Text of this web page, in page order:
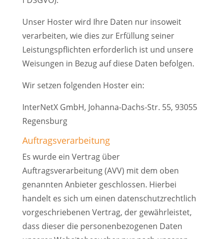
Unser Hoster wird Ihre Daten nur insoweit
verarbeiten, wie dies zur Erfüllung seiner
Leistungspflichten erforderlich ist und unsere
Weisungen in Bezug auf diese Daten befolgen.
Wir setzen folgenden Hoster ein:
InterNetX GmbH, Johanna-Dachs-Str. 55, 93055
Regensburg
Auftragsverarbeitung
Es wurde ein Vertrag über
Auftragsverarbeitung (AVV) mit dem oben
genannten Anbieter geschlossen. Hierbei
handelt es sich um einen datenschutzrechtlich
vorgeschriebenen Vertrag, der gewährleistet,
dass dieser die personenbezogenen Daten